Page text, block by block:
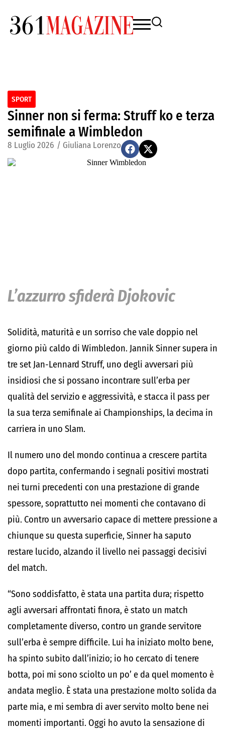
SPORT
Sinner non si ferma: Struff ko e terza
semifinale a Wimbledon
8 Luglio 2026 / Giuliana Lorenzo
L’azzurro sfiderà Djokovic
Solidità, maturità e un sorriso che vale doppio nel
giorno più caldo di Wimbledon. Jannik Sinner supera in
tre set Jan-Lennard Struff, uno degli avversari più
insidiosi che si possano incontrare sull’erba per
qualità del servizio e aggressività, e stacca il pass per
la sua terza semifinale ai Championships, la decima in
carriera in uno Slam.
Il numero uno del mondo continua a crescere partita
dopo partita, confermando i segnali positivi mostrati
nei turni precedenti con una prestazione di grande
spessore, soprattutto nei momenti che contavano di
più. Contro un avversario capace di mettere pressione a
chiunque su questa superficie, Sinner ha saputo
restare lucido, alzando il livello nei passaggi decisivi
del match.
“Sono soddisfatto, è stata una partita dura; rispetto
agli avversari affrontati finora, è stato un match
completamente diverso, contro un grande servitore
sull’erba è sempre difficile. Lui ha iniziato molto bene,
ha spinto subito dall’inizio; io ho cercato di tenere
botta, poi mi sono sciolto un po’ e da quel momento è
andata meglio. È stata una prestazione molto solida da
parte mia, e mi sembra di aver servito molto bene nei
momenti importanti. Oggi ho avuto la sensazione di